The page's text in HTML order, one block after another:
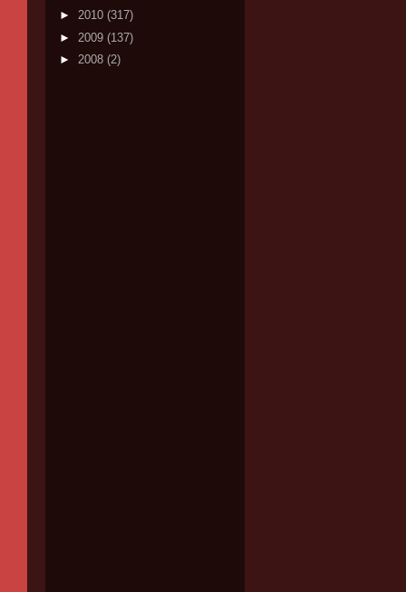
► 2010 (317)
► 2009 (137)
► 2008 (2)